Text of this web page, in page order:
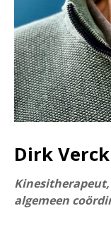
Dirk
algemeen